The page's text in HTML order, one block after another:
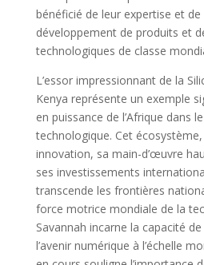
bénéficié de leur expertise et
développement de produits et
technologiques de classe
L’essor impressionnant de la
Kenya représente un exemple
en puissance de l’Afrique dans
technologique. Cet
innovation, sa main-d’œuvre
ses investissements
transcende les frontières
force motrice mondiale de la
Savannah incarne la capacité
l’avenir numérique à l’échelle